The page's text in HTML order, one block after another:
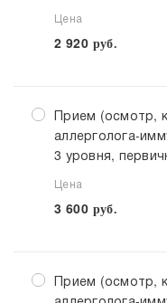
Цена
2 920 руб.
Прием (осмотр,
аллерголога-
3 уровня,
Цена
3 600 руб.
Прием (осмотр,